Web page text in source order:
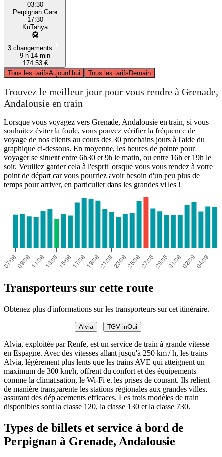
03:30
Perpignan Gare
17:30
KüTahya
3 changements
9 h 14 min
174,53 €
Tous les tarifsAujourd’hui Tous les tarifsDemain
Trouvez le meilleur jour pour vous rendre à Grenade,
Andalousie en train
Lorsque vous voyagez vers Grenade, Andalousie en train, si vous
souhaitez éviter la foule, vous pouvez vérifier la fréquence de
voyage de nos clients au cours des 30 prochains jours à l'aide du
graphique ci-dessous. En moyenne, les heures de pointe pour
voyager se situent entre 6h30 et 9h le matin, ou entre 16h et 19h le
soir. Veuillez garder cela à l'esprit lorsque vous vous rendez à votre
point de départ car vous pourriez avoir besoin d'un peu plus de
temps pour arriver, en particulier dans les grandes villes !
Transporteurs sur cette route
Obtenez plus d'informations sur les transporteurs sur cet itinéraire.
Alvia TGV inOui
Alvia, exploitée par Renfe, est un service de train à grande vitesse
en Espagne. Avec des vitesses allant jusqu'à 250 km / h, les trains
Alvia, légèrement plus lents que les trains AVE qui atteignent un
maximum de 300 km/h, offrent du confort et des équipements
comme la climatisation, le Wi-Fi et les prises de courant. Ils relient
de manière transparente les stations régionales aux grandes villes,
assurant des déplacements efficaces. Les trois modèles de train
disponibles sont la classe 120, la classe 130 et la classe 730.
Types de billets et service à bord de
Perpignan à Grenade, Andalousie